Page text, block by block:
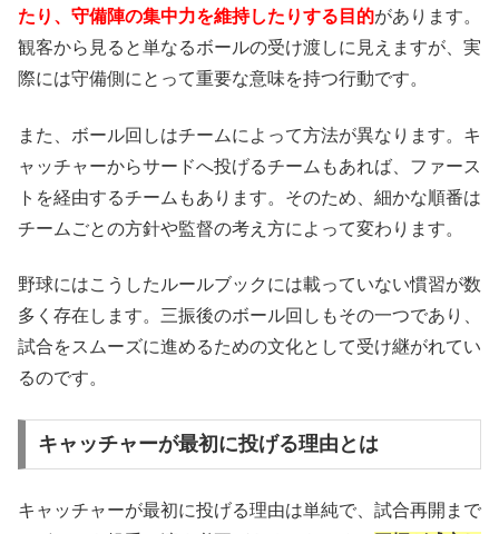
たり、守備陣の集中力を維持したりする目的があります。
観客から見ると単なるボールの受け渡しに見えますが、実
際には守備側にとって重要な意味を持つ行動です。
また、ボール回しはチームによって方法が異なります。キ
ャッチャーからサードへ投げるチームもあれば、ファース
トを経由するチームもあります。そのため、細かな順番は
チームごとの方針や監督の考え方によって変わります。
野球にはこうしたルールブックには載っていない慣習が数
多く存在します。三振後のボール回しもその一つであり、
試合をスムーズに進めるための文化として受け継がれてい
るのです。
キャッチャーが最初に投げる理由とは
キャッチャーが最初に投げる理由は単純で、試合再開まで